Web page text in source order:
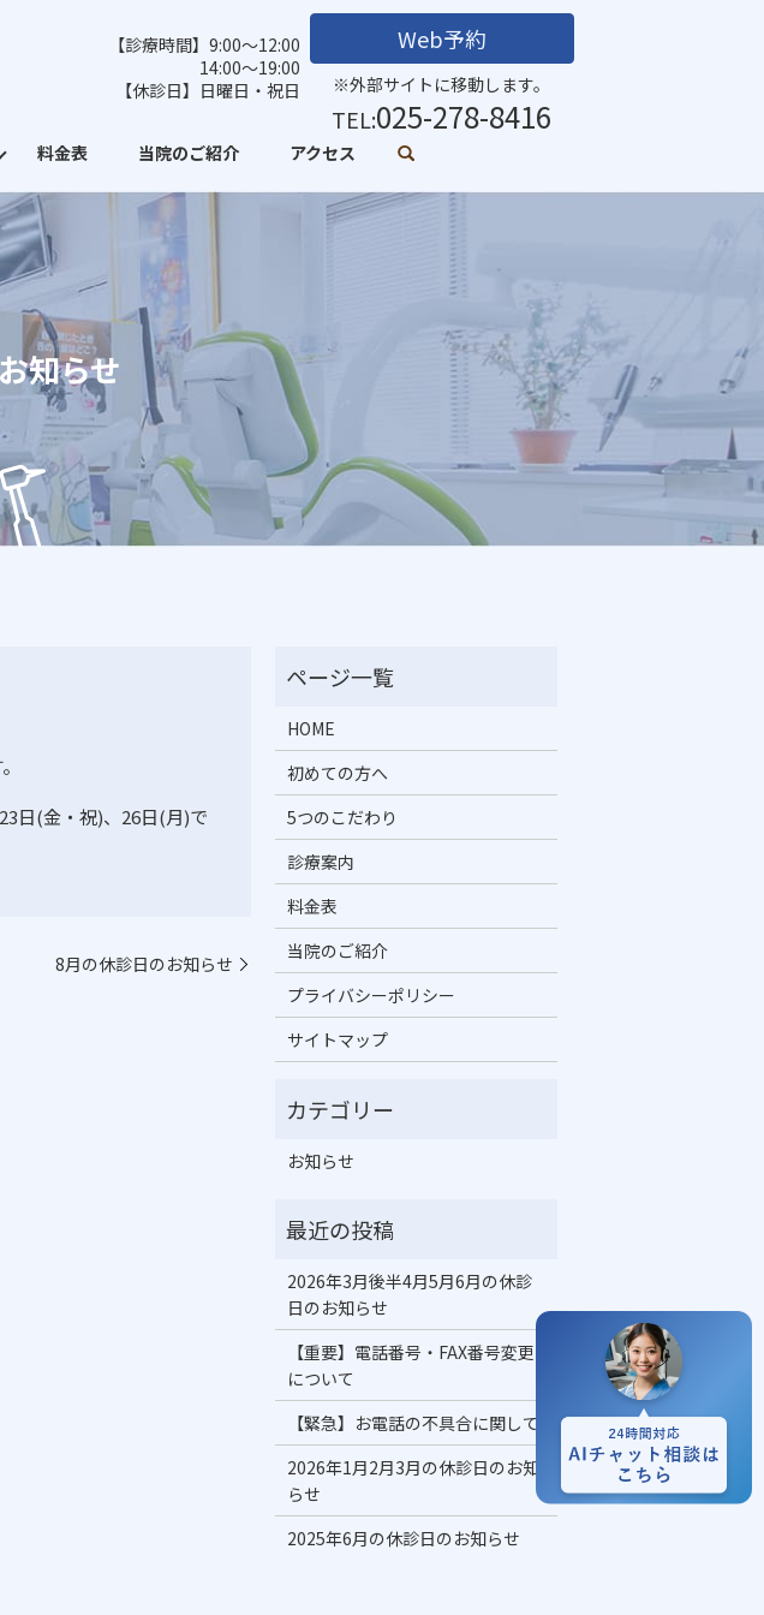
【診療時間】9:00～12:00
14:00～19:00
【休診日】日曜日・祝日
Web予約
※外部サイトに移動します。
TEL:025-278-8416
料金表 当院のご紹介 アクセス
知らせ
23日(金・祝)、 26日(月)で
8月の休診日のお知らせ
HOME
初めての方へ
5つのこだわり
診療案内
料金表
当院のご紹介
プライバシーポリシー
サイトマップ
お知らせ
2026年3月後半4月5月6月の休診
日のお知らせ
【重要】電話番号・FAX番号変更
について
【緊急】お電話の不具合に関して
2026年1月2月3月の休診日のお知
らせ
2025年6月の休診日のお知らせ